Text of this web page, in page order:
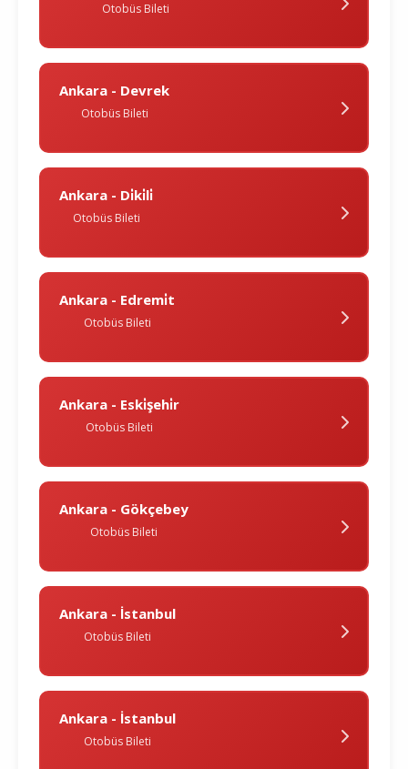
Otobüs Bileti
Ankara - Devrek
Otobüs Bileti
Ankara - Di̇ki̇li̇
Otobüs Bileti
Ankara - Edremi̇t
Otobüs Bileti
Ankara - Eski̇şehi̇r
Otobüs Bileti
Ankara - Gökçebey
Otobüs Bileti
Ankara - İstanbul
Otobüs Bileti
Ankara - İstanbul
Otobüs Bileti